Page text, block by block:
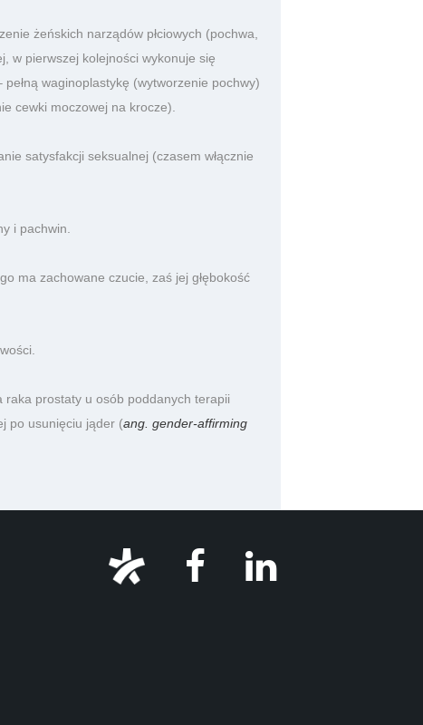
żeńskich narządów płciowych (pochwa,
w pierwszej kolejności wykonuje się
waginoplastykę (wytworzenie pochwy)
cewki moczowej na krocze).
satysfakcji seksualnej (czasem włącznie
i pachwin.
ma zachowane czucie, zaś jej głębokość
raka prostaty u osób poddanych terapii
po usunięciu jąder (ang. gender-affirming